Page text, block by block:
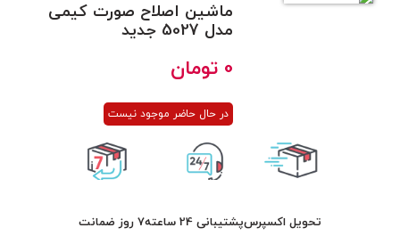
ماشین اصلاح صورت کیمی
مدل 5027 جدید
0 تومان
در حال حاضر موجود نیست
تحویل اکسپرسپشتیبانی 24 ساعته 7 روز ضمانت